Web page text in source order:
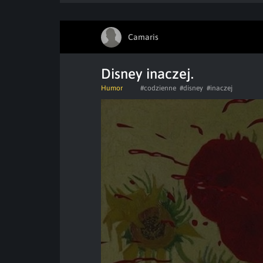
Camaris
Disney inaczej.
Humor #codzienne #disney #inaczej